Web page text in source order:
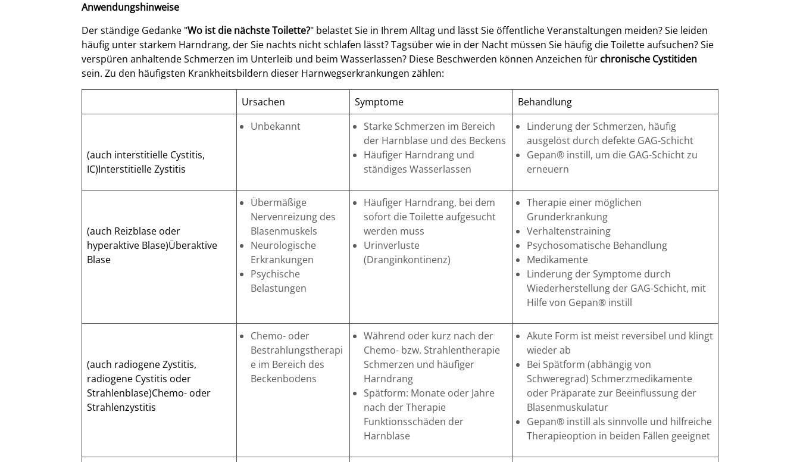
Anwendungshinweise
Der ständige Gedanke "Wo ist die nächste Toilette?" belastet Sie in Ihrem Alltag und lässt Sie öffentliche Veranstaltungen meiden? Sie leiden
häufig unter starkem Harndrang, der Sie nachts nicht schlafen lässt? Tagsüber wie in der Nacht müssen Sie häufig die Toilette aufsuchen? Sie
verspüren anhaltende Schmerzen im Unterleib und beim Wasserlassen? Diese Beschwerden können Anzeichen für chronische Cystitiden
sein. Zu den häufigsten Krankheitsbildern dieser Harnwegserkrankungen zählen:
Ursachen Symptome Behandlung
(auch interstitielle Cystitis,
IC)Interstitielle Zystitis
Unbekannt
Starke Schmerzen im Bereich
der Harnblase und des Beckens
Häufiger Harndrang und
ständiges Wasserlassen
Linderung der Schmerzen, häufig
ausgelöst durch defekte GAG-Schicht
Gepan® instill, um die GAG-Schicht zu
erneuern
(auch Reizblase oder
hyperaktive Blase)Überaktive
Blase
Übermäßige
Nervenreizung des
Blasenmuskels
Neurologische
Erkrankungen
Psychische
Belastungen
Häufiger Harndrang, bei dem
sofort die Toilette aufgesucht
werden muss
Urinverluste
(Dranginkontinenz)
Therapie einer möglichen
Grunderkrankung
Verhaltenstraining
Psychosomatische Behandlung
Medikamente
Linderung der Symptome durch
Wiederherstellung der GAG-Schicht, mit
Hilfe von Gepan® instill
(auch radiogene Zystitis,
radiogene Cystitis oder
Strahlenblase)Chemo- oder
Strahlenzystitis
Chemo- oder
Bestrahlungstherapi
e im Bereich des
Beckenbodens
Während oder kurz nach der
Chemo- bzw. Strahlentherapie
Schmerzen und häufiger
Harndrang
Spätform: Monate oder Jahre
nach der Therapie
Funktionsschäden der
Harnblase
Akute Form ist meist reversibel und klingt
wieder ab
Bei Spätform (abhängig von
Schweregrad) Schmerzmedikamente
oder Präparate zur Beeinflussung der
Blasenmuskulatur
Gepan® instill als sinnvolle und hilfreiche
Therapieoption in beiden Fällen geeignet